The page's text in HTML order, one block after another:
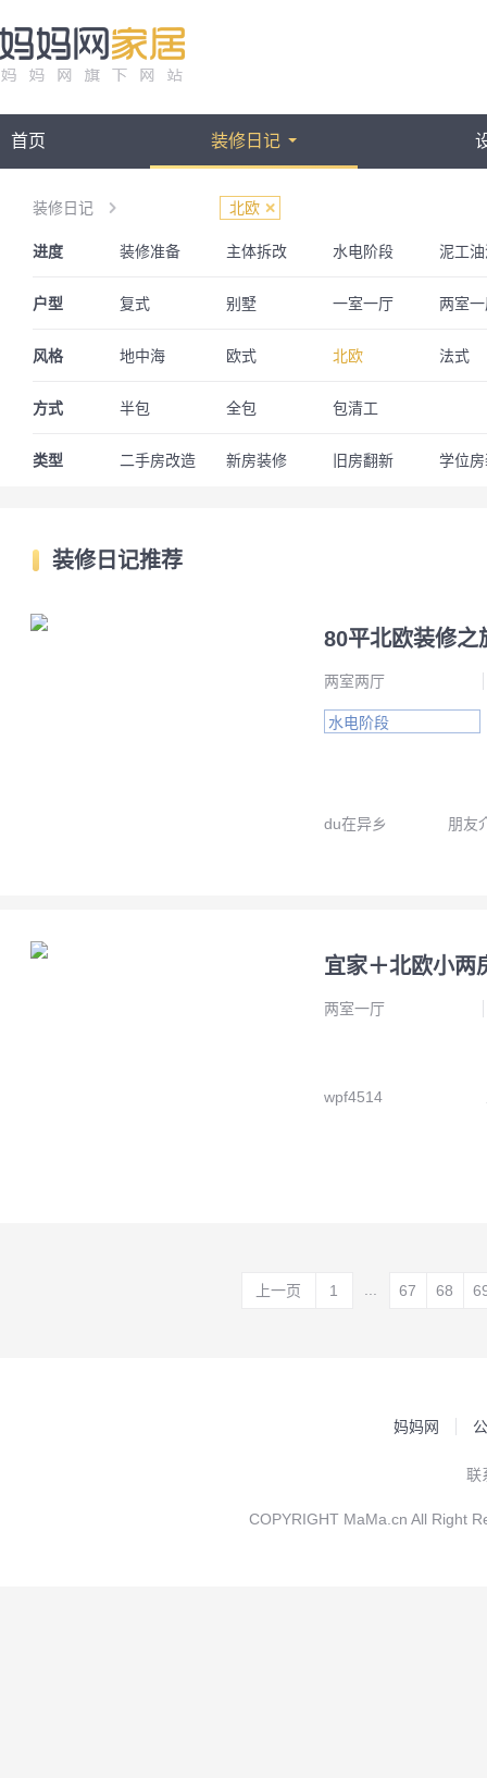
首页 装修日记
装修日记 北欧
进度 装修准备 主体拆改 水电阶段
泥工
户型
复式 别墅 一室一厅
两室
风格
地中海 欧式 北欧
法式
侘寂风
轻奢
方式 半包 全包 包清工
类型 二手房改造 新房装修 旧房翻新 学位
装修日记推荐
80平北欧装修之
两室两厅
水电阶段
du在异乡 朋友
宜家＋北欧小两
两室一厅
wpf4514
上一页 1 67 68
妈妈网
联
COPYRIGHT MaMa.cn All Right